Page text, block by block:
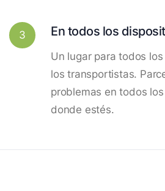
3 En todos los
Un lugar para todos
los transportistas.
problemas en todos
donde estés.